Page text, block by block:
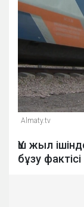
Almaty.tv
Үш жыл
бұзу